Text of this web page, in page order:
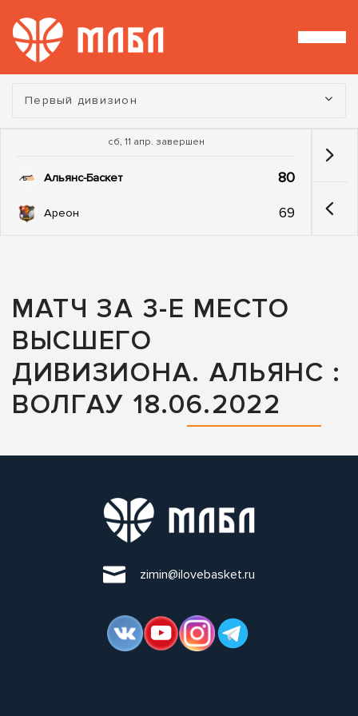
Турнир:
Первый дивизион
сб, 11 апр. завершен
Альянс-Баскет 80
Ареон 69
МАТЧ ЗА 3-Е МЕСТО
ВЫСШЕГО
ДИВИЗИОНА. АЛЬЯНС :
ВОЛГАУ 18.06.2022
zimin@ilovebasket.ru